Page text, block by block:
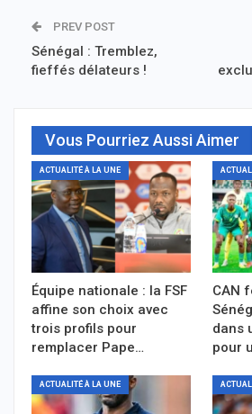
PREV POST
Sénégal : Tremblez,
fieffés délateurs !
Vous Pourriez Aussi Aimer
ACTUALITÉ À LA UNE
Équipe nationale : la FSF
affine son choix avec
trois profils pour
remplacer Pape…
CAN
dans
pour
ACTUALITÉ À LA UNE